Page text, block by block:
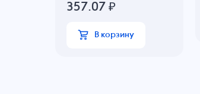
357.07₽
В корзину